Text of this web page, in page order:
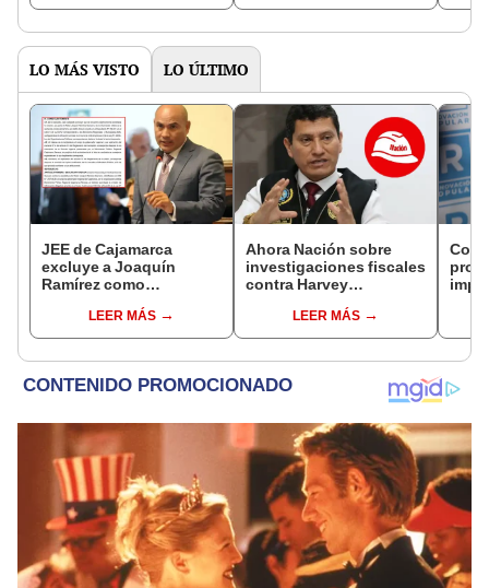
LO MÁS VISTO LO ÚLTIMO
JEE de Cajamarca
excluye a Joaquín
Ramírez como
regional por ocultar
sentencia
LEER MÁS
Ahora Nación sobre
investigaciones fiscales
contra Harvey
Público no puede ser
utilizado políticamente"
LEER MÁS